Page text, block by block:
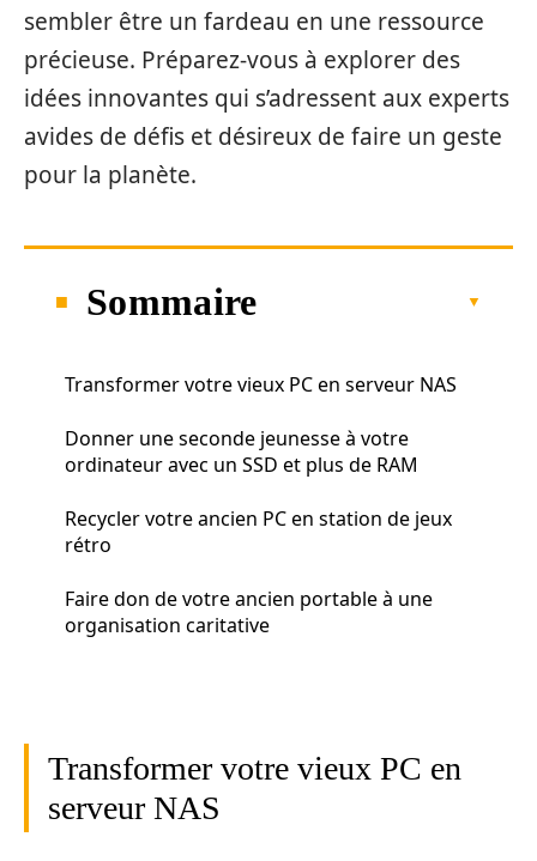
sembler être un fardeau en une ressource
précieuse. Préparez-vous à explorer des
idées innovantes qui s’adressent aux experts
avides de défis et désireux de faire un geste
pour la planète.
Sommaire
Transformer votre vieux PC en serveur NAS
Donner une seconde jeunesse à votre
ordinateur avec un SSD et plus de RAM
Recycler votre ancien PC en station de jeux
rétro
Faire don de votre ancien portable à une
organisation caritative
Transformer votre vieux PC en
serveur NAS